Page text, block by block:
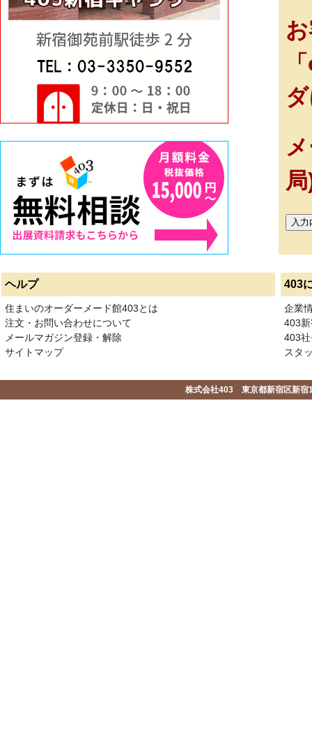
ヘルプ 403
住まいのオーダーメード館403とは
注文・お問い合わせについて
メールマガジン登録・解除
サイトマップ
企業
403
403
スタ
株式会社403 東京都新宿区新